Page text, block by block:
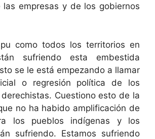
las empresas y de los gobiernos
como todos los territorios en
sufriendo esta embestida
se le está empezando a llamar
o regresión política de los
Cuestiono esto de la
no ha habido amplificación de
los pueblos indígenas y los
sufriendo. Estamos sufriendo